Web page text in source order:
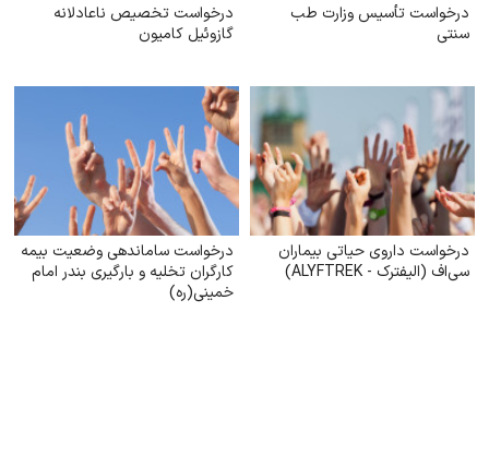
درخواست تأسیس وزارت طب
سنتی
درخواست تخصیص ناعادلانه
گازوئیل کامیون
درخواست داروی حیاتی بیماران
سی‌اف (الیفترک - ALYFTREK)
درخواست ساماندهی وضعیت بیمه
کارگران تخلیه و بارگیری بندر امام
خمینی‌(ره)